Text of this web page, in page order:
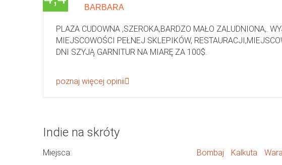
BARBARA
PLAŻA CUDOWNA ,SZEROKA,BARDZO MAŁO ZALUDNIONA,.
MIEJSCOWOŚCI PEŁNEJ SKLEPIKÓW,
DNI SZYJĄ GARNITUR NA MIARĘ ZA 100$.
poznaj więcej opinii
Indie na skróty
Miejsca: Bombaj Kalkuta